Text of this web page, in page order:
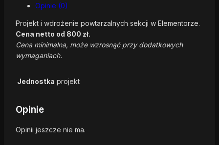
Opinie (0)
Projekt i wdrożenie powtarzalnych sekcji w Elementorze.
Cena netto od 800 zł.
Cena minimalna, może wzrosnąć przy dodatkowych
wymaganiach.
Jednostka projekt
Opinie
Opinii jeszcze nie ma.